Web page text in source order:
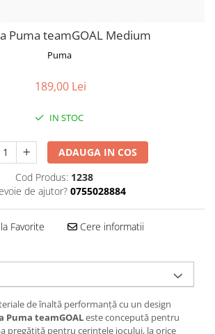
Puma teamGOAL Medium
Puma
189,00 Lei
IN STOC
ADAUGA IN COS
Cod Produs: 1238
de ajutor? 0755028884
Favorite Cere informatii
de înaltă performanță cu un design
Puma teamGOALeste concepută pentru
pregătită pentru cerințele jocului, la orice